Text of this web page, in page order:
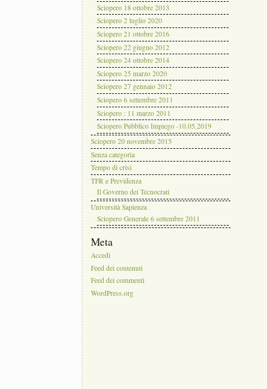
Sciopero 18 ottobre 2013
Sciopero 2 luglio 2020
Sciopero 21 ottobre 2016
Sciopero 22 giugno 2012
Sciopero 24 ottobre 2014
Sciopero 25 marzo 2020
Sciopero 27 gennaio 2012
Sciopero 6 settembre 2011
Sciopero : 11 marzo 2011
Sciopero Pubblico Impiego -10.05.2019
Sciopero 20 novembre 2015
Senza categoria
Tempo di crisi
TFR e Previdenza
Il Governo dei Tecnocrati
Università Sapienza
Sciopero Generale 6 settembre 2011
Meta
Accedi
Feed dei contenuti
Feed dei commenti
WordPress.org